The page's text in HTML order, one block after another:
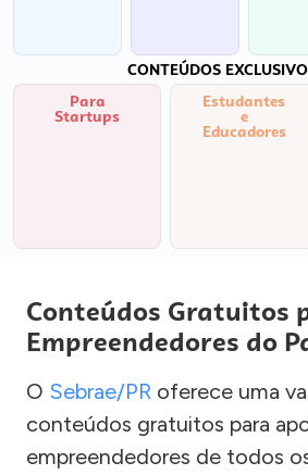
CONTEÚDOS
Para
Startups
Estudantes
e
Educadores
Conteúdos Gratuitos
Empreendedores do
O Sebrae/PR oferece uma
conteúdos gratuitos para
empreendedores de todos